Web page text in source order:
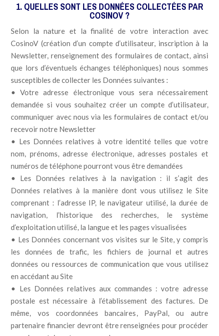
1. QUELLES SONT LES DONNÉES COLLECTÉES PAR
COSINOV ?
Selon la nature et la finalité de votre interaction avec
CosinoV (création d’un compte d’utilisateur, inscription à la
Newsletter, renseignement des formulaires de contact, ainsi
que lors d’éventuels échanges téléphoniques) nous sommes
susceptibles de collecter les Données suivantes :
• Votre adresse électronique vous sera nécessairement
demandée si vous souhaitez créer un compte d’utilisateur,
communiquer avec nous via les formulaires de contact et/ou
recevoir notre Newsletter
• Les Données relatives à votre identité telles que votre
nom, prénoms, adresse électronique, adresses postales et
numéros de téléphone pourront vous être demandées
• Les Données relatives à la navigation : il s’agit des
Données relatives à la manière dont vous utilisez le Site
comprenant : l’adresse IP, le navigateur utilisé, la durée de
navigation, l’historique des recherches, le système
d’exploitation utilisé, la langue et les pages visualisées
• Les Données concernant vos visites sur le Site, y compris
les données de trafic, les fichiers de journal et autres
données ou ressources de communication que vous utilisez
en accédant au Site
• Les Données relatives aux commandes : votre adresse
postale est nécessaire à l’établissement des factures. De
même, vos coordonnées bancaires, PayPal, ou autre
partenaire financier devront être renseignées pour procéder